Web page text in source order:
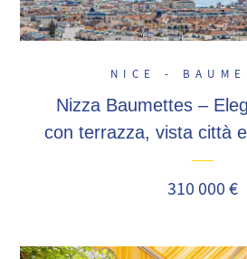
NICE -
Nizza Baumettes –
con terrazza, vista città
incluso
310 000 €